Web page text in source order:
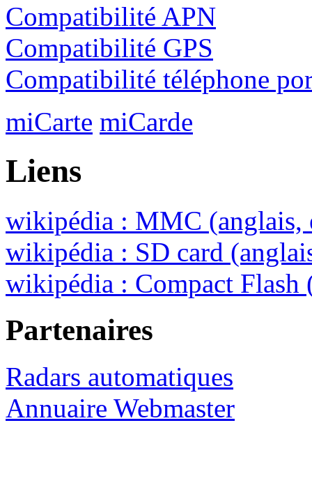
Compatibilité APN
Compatibilité GPS
Compatibilité téléphone
miCarte miCarde
Liens
wikipédia : MMC (anglais,
wikipédia : SD card
wikipédia : Compact Flash
Partenaires
Radars automatiques
Annuaire Webmaster